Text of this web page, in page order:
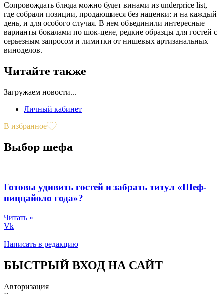
Сопровождать блюда можно будет винами из underprice list,
где собрали позиции, продающиеся без наценки: и на каждый
день, и для особого случая. В нем объединили интересные
варианты бокалами по шок-цене, редкие образцы для гостей с
серьезным запросом и лимитки от нишевых артизанальных
виноделов.
Читайте также
Загружаем новости...
Личный кабинет
В избранное
Выбор шефа
Готовы удивить гостей и забрать титул «Шеф-
пиццайоло года»?
Читать »
Vk
Написать в редакцию
БЫСТРЫЙ ВХОД НА САЙТ
Авторизация